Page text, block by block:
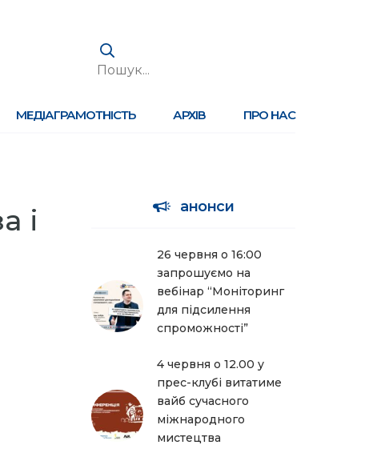
МЕДІАГРАМОТНІСТЬ АРХІВ ПРО НАС
і
анонси
26 червня о 16:00
запрошуємо на
вебінар “Моніторинг
для підсилення
спроможності”
4 червня о 12.00 у
прес-клубі витатиме
вайб сучасного
міжнародного
мистецтва